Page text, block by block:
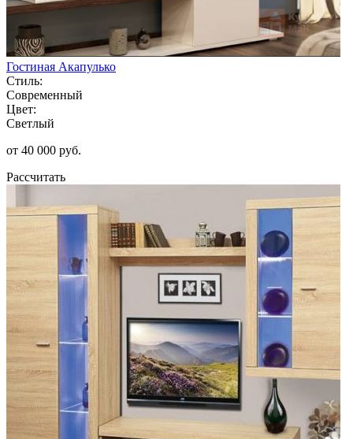
Гостиная Акапулько
Стиль:
Современный
Цвет:
Светлый
от 40 000 руб.
Рассчитать